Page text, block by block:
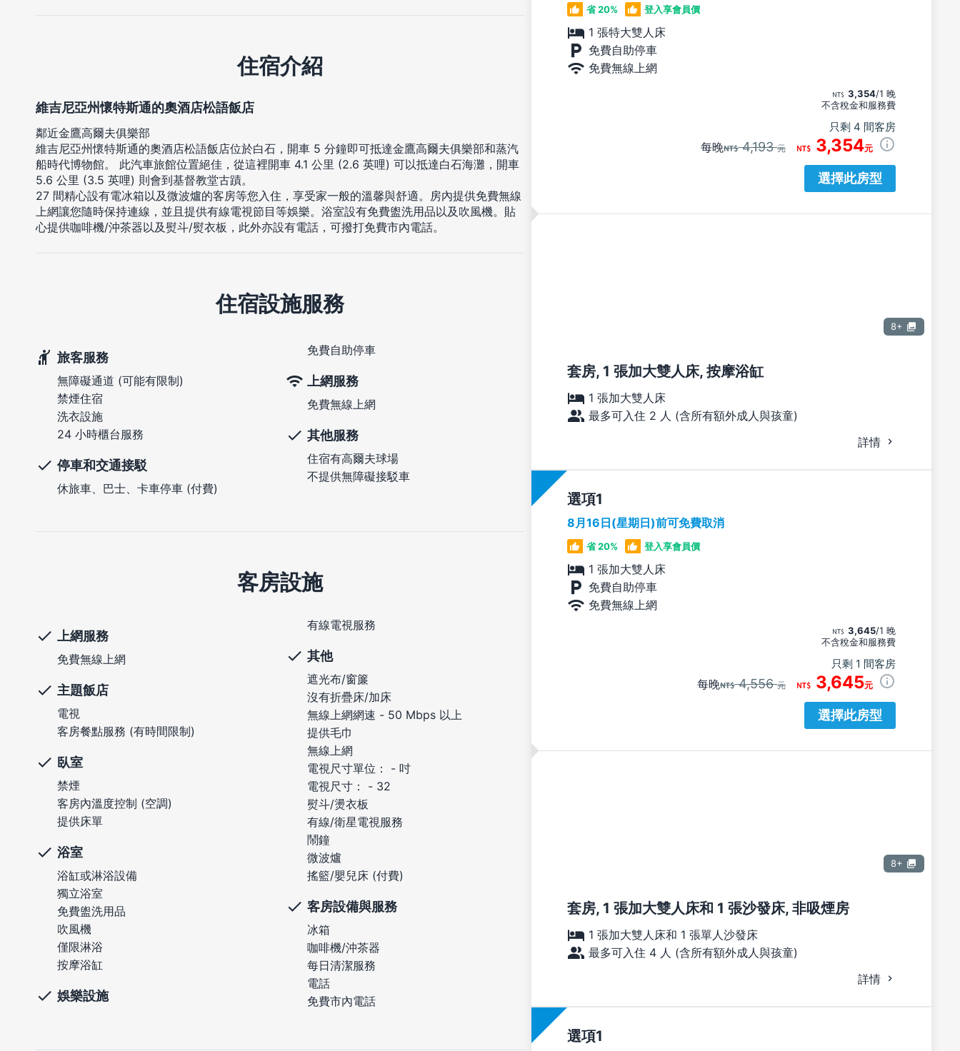
省 20% 登入享會員價
1 張特大雙人床
免費自助停車
免費無線上網
3,354/1 晚
不含稅金和服務費
只剩 4 間客房
每晚 4,193元 3,354元
選擇此房型
8+
套房, 1 張加大雙人床, 按摩浴缸
1 張加大雙人床
最多可入住 2 人 (含所有額外成人與孩童)
詳情
選項
8月16日(星期日)前可免費取消
省 20% 登入享會員價
1 張加大雙人床
免費自助停車
免費無線上網
3,645/1 晚
不含稅金和服務費
只剩 1 間客房
每晚 4,556元 3,645元
選擇此房型
8+
套房, 1 張加大雙人床和 1 張沙發床, 非吸煙房
1 張加大雙人床和 1 張單人沙發床
最多可入住 4 人 (含所有額外成人與孩童)
詳情
選項
住宿介紹
維吉尼亞州懷特斯通的奧酒店松語飯店
鄰近金鷹高爾夫俱樂部
維吉尼亞州懷特斯通的奧酒店松語飯店位於白石，開車 5 分鐘即可抵達金鷹高爾夫俱樂部和蒸汽
船時代博物館。 此汽車旅館位置絕佳，從這裡開車 4.1 公里 (2.6 英哩) 可以抵達白石海灘，開車
5.6 公里 (3.5 英哩) 則會到基督教堂古蹟。
27 間精心設有電冰箱以及微波爐的客房等您入住，享受家一般的溫馨與舒適。房內提供免費無線
上網讓您隨時保持連線，並且提供有線電視節目等娛樂。浴室設有免費盥洗用品以及吹風機。貼
心提供咖啡機/沖茶器以及熨斗/熨衣板，此外亦設有電話，可撥打免費市內電話。
住宿設施服務
旅客服務
無障礙通道 (可能有限制)
禁煙住宿
洗衣設施
24 小時櫃台服務
停車和交通接駁
休旅車、巴士、卡車停車 (付費)
免費自助停車
上網服務
免費無線上網
其他服務
住宿有高爾夫球場
不提供無障礙接駁車
客房設施
上網服務
免費無線上網
主題飯店
電視
客房餐點服務 (有時間限制)
臥室
禁煙
客房內溫度控制 (空調)
提供床單
浴室
浴缸或淋浴設備
獨立浴室
免費盥洗用品
吹風機
僅限淋浴
按摩浴缸
娛樂設施
有線電視服務
其他
遮光布/窗簾
沒有折疊床/加床
無線上網網速 - 50 Mbps 以上
提供毛巾
無線上網
電視尺寸單位： - 吋
電視尺寸： - 32
熨斗/燙衣板
有線/衛星電視服務
鬧鐘
微波爐
搖籃/嬰兒床 (付費)
客房設備與服務
冰箱
咖啡機/沖茶器
每日清潔服務
電話
免費市內電話